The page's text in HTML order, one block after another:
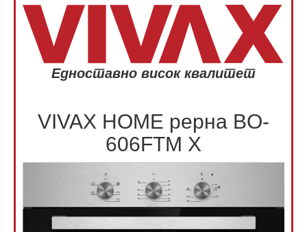
Едноставно висок квалитет
VIVAX HOME рерна BO-
606FTM X